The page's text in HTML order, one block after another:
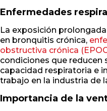
Enfermedades
La exposición
en bronquitis crónica,
obstructiva crónica
condiciones que reducen
capacidad respiratoria e
trabajo en la industria de
Importancia de la